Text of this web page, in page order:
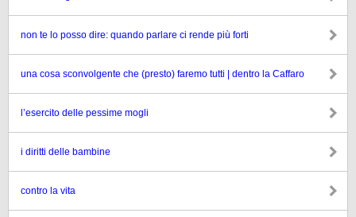
non te lo posso dire: quando parlare ci rende più forti
una cosa sconvolgente che (presto) faremo tutti | dentro la Caffaro
l’esercito delle pessime mogli
i diritti delle bambine
contro la vita